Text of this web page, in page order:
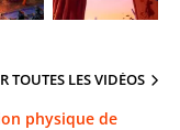
TOUTES LES VIDÉOS
physique de